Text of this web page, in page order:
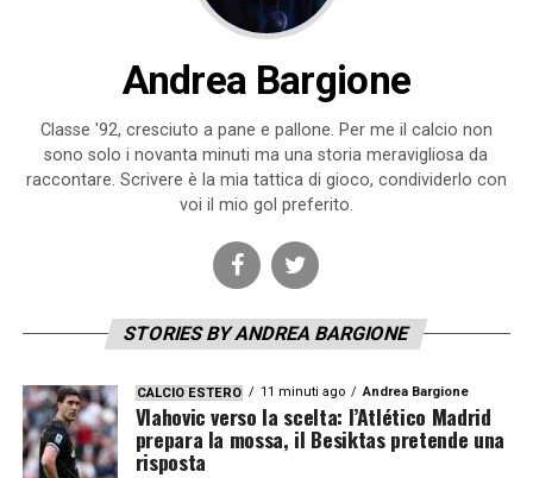
Andrea Bargione
Classe '92, cresciuto a pane e pallone. Per me il calcio non
sono solo i novanta minuti ma una storia meravigliosa da
raccontare. Scrivere è la mia tattica di gioco, condividerlo con
voi il mio gol preferito.
STORIES BY ANDREA BARGIONE
CALCIO ESTERO 11 minuti ago Andrea Bargione
Vlahovic verso la scelta: l’Atlético Madrid
prepara la mossa, il Besiktas pretende una
risposta